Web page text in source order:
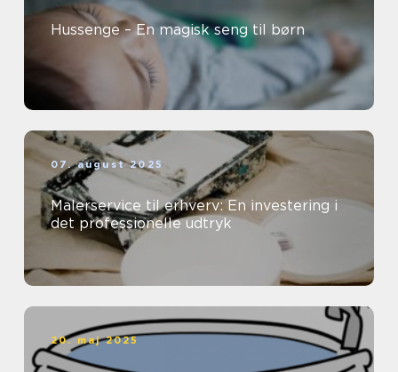
Hussenge – En magisk seng til børn
07. august 2025
Malerservice til erhverv: En investering i
det professionelle udtryk
20. maj 2025